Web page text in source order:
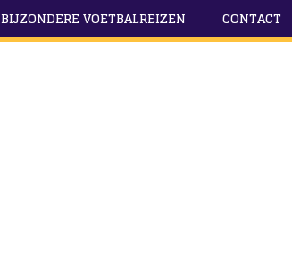
BIJZONDERE VOETBALREIZEN CONTACT